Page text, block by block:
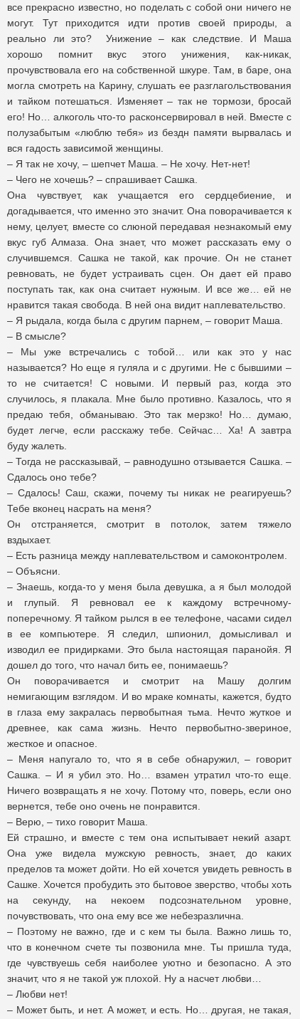
все прекрасно известно, но поделать с собой они ничего не
могут. Тут приходится идти против своей природы, а
реально ли это? Унижение – как следствие. И Маша
хорошо помнит вкус этого унижения, как-никак,
прочувствовала его на собственной шкуре. Там, в баре, она
могла смотреть на Карину, слушать ее разглагольствования
и тайком потешаться. Изменяет – так не тормози, бросай
его! Но… алкоголь что-то расконсервировал в ней. Вместе с
полузабытым «люблю тебя» из бездн памяти вырвалась и
вся гадость зависимой женщины.
– Я так не хочу, – шепчет Маша. – Не хочу. Нет-нет!
– Чего не хочешь? – спрашивает Сашка.
Она чувствует, как учащается его сердцебиение, и
догадывается, что именно это значит. Она поворачивается к
нему, целует, вместе со слюной передавая незнакомый ему
вкус губ Алмаза. Она знает, что может рассказать ему о
случившемся. Сашка не такой, как прочие. Он не станет
ревновать, не будет устраивать сцен. Он дает ей право
поступать так, как она считает нужным. И все же… ей не
нравится такая свобода. В ней она видит наплевательство.
– Я рыдала, когда была с другим парнем, – говорит Маша.
– В смысле?
– Мы уже встречались с тобой… или как это у нас
называется? Но еще я гуляла и с другими. Не с бывшими –
то не считается! С новыми. И первый раз, когда это
случилось, я плакала. Мне было противно. Казалось, что я
предаю тебя, обманываю. Это так мерзко! Но… думаю,
будет легче, если расскажу тебе. Сейчас… Ха! А завтра
буду жалеть.
– Тогда не рассказывай, – равнодушно отзывается Сашка. –
Сдалось оно тебе?
– Сдалось! Саш, скажи, почему ты никак не реагируешь?
Тебе вконец насрать на меня?
Он отстраняется, смотрит в потолок, затем тяжело
вздыхает.
– Есть разница между наплевательством и самоконтролем.
– Объясни.
– Знаешь, когда-то у меня была девушка, а я был молодой
и глупый. Я ревновал ее к каждому встречному-
поперечному. Я тайком рылся в ее телефоне, часами сидел
в ее компьютере. Я следил, шпионил, домысливал и
изводил ее придирками. Это была настоящая паранойя. Я
дошел до того, что начал бить ее, понимаешь?
Он поворачивается и смотрит на Машу долгим
немигающим взглядом. И во мраке комнаты, кажется, будто
в глаза ему закралась первобытная тьма. Нечто жуткое и
древнее, как сама жизнь. Нечто первобытно-звериное,
жесткое и опасное.
– Меня напугало то, что я в себе обнаружил, – говорит
Сашка. – И я убил это. Но… взамен утратил что-то еще.
Ничего возвращать я не хочу. Потому что, поверь, если оно
вернется, тебе оно очень не понравится.
– Верю, – тихо говорит Маша.
Ей страшно, и вместе с тем она испытывает некий азарт.
Она уже видела мужскую ревность, знает, до каких
пределов та может дойти. Но ей хочется увидеть ревность в
Сашке. Хочется пробудить это бытовое зверство, чтобы хоть
на секунду, на некоем подсознательном уровне,
почувствовать, что она ему все же небезразлична.
– Поэтому не важно, где и с кем ты была. Важно лишь то,
что в конечном счете ты позвонила мне. Ты пришла туда,
где чувствуешь себя наиболее уютно и безопасно. А это
значит, что я не такой уж плохой. Ну а насчет любви…
– Любви нет!
– Может быть, и нет. А может, и есть. Но… другая, не такая,